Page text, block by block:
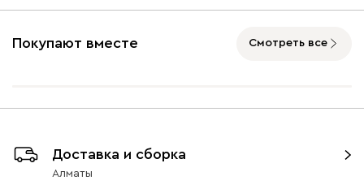
Айвори (Ivory)
Горчичный
Коралловый
Минт (Mint)
Покупают вместе Смотреть все
Доставка и сборка
Алматы